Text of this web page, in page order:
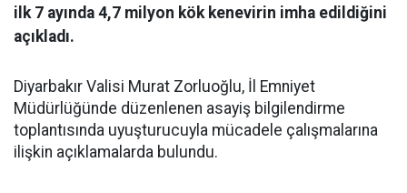
ilk 7 ayında 4,7 milyon kök kenevirin imha edildiğini
açıkladı.
Diyarbakır Valisi Murat Zorluoğlu, İl Emniyet
Müdürlüğünde düzenlenen asayiş bilgilendirme
toplantısında uyuşturucuyla mücadele çalışmalarına
ilişkin açıklamalarda bulundu.